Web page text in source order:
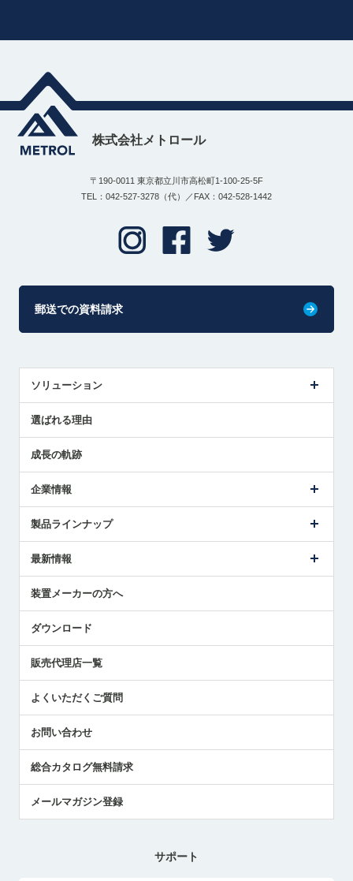
株式会社メトロール
〒190-0011 東京都立川市高松町1-100-25-5F
TEL：042-527-3278（代）／FAX：042-528-1442
郵送での資料請求
ソリューション
解決策提案
選ばれる理由
成長の軌跡
企業情報
ごあいさつ
受賞履歴
採用情報
国/地域/言語
製品ラインナップ
ツールセッタ製品
エアマイクロセンサ製品
最新情報
メトロールの技術
社員ブログ
中小企業のBCP地震対策
センサのテクニカルガイド
社長ブログ
装置メーカーの方へ
ダウンロード
販売代理店一覧
よくいただくご質問
お問い合わせ
総合カタログ無料請求
メールマガジン登録
サポート